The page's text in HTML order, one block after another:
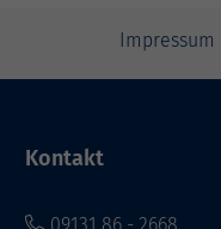
Impressum
Kontakt